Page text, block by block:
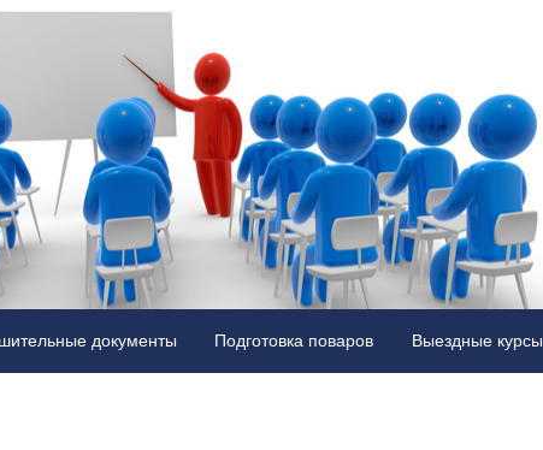
документы Подготовка поваров Выездные курсы